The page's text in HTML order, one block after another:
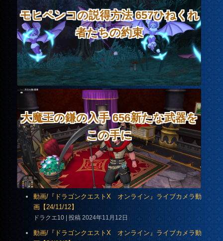
モヒペンコの説得方法 657ひねくれ
者たちの約束
大魔王の鎌の入手 656新たな武器を
この手に
動画/『ドラゴンクエストX オンライン』ライブカメラ動
画【24/11/12】
ドラクエ10 投稿 2024年11月12日
動画/『ドラゴンクエストX オンライン』ライブカメラ動